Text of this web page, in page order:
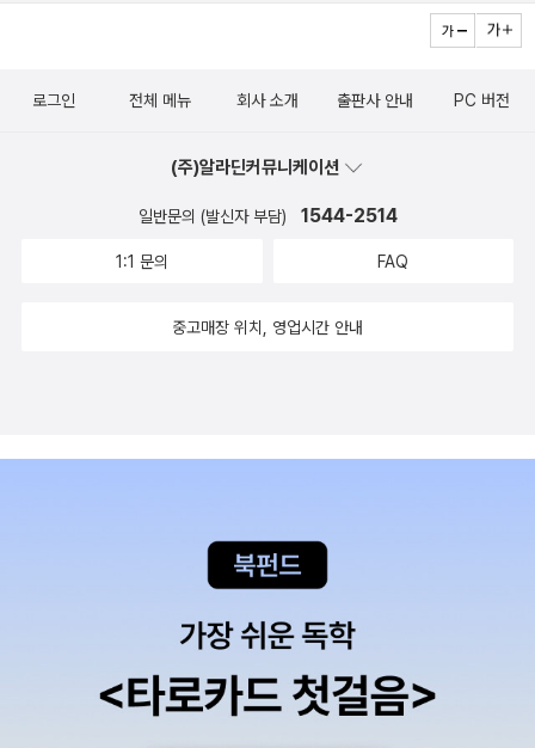
로그인 전체 메뉴 회사 소개 출판사 안내 PC 버전
(주)알라딘커뮤니케이션
일반문의 (발신자 부담) 1544-2514
1:1 문의 FAQ
중고매장 위치, 영업시간 안내